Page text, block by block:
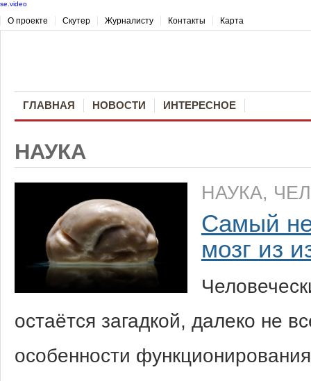
se.video
О проекте Скутер Журналисту Контакты Карта
ГЛАВНАЯ НОВОСТИ ИНТЕРЕСНОЕ
НАУКА
НАУКА,
Самый
мозг из
остаётся загадкой, далеко не
особенности